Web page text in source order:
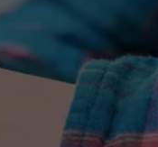
vorauswählen
Prüfungstermine